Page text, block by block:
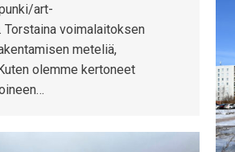
art-
voimalaitoksen
meteliä,
olemme kertoneet